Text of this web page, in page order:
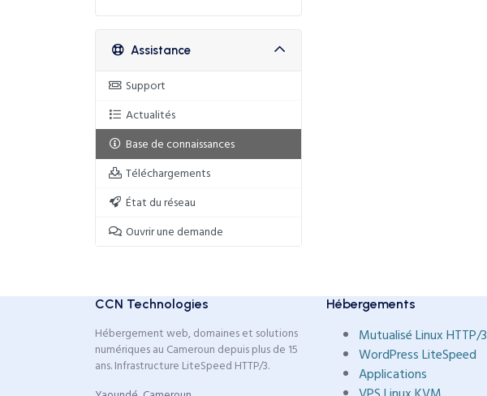
Assistance
Support
Actualités
Base de connaissances
Téléchargements
État du réseau
Ouvrir une demande
CCN Technologies
Hébergement web, domaines et solutions
numériques au Cameroun depuis plus de 15
ans. Infrastructure LiteSpeed HTTP/3.
Hébergements
Mutualisé Linux HTTP/3
WordPress LiteSpeed
Applications